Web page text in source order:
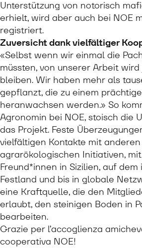
Unterstützung von notorisch
erhielt, wird aber auch bei NOE
registriert.
Zuversicht dank vielfältiger
«Selbst wenn wir einmal die
müssten, von unserer Arbeit
bleiben. Wir haben mehr als
gepflanzt, die zu einem
heranwachsen werden.» So
Agronomin bei NOE, stoisch die
das Projekt. Feste
vielfältigen Kontakte mit
agrarökologischen Initiativen,
Freund*innen in Sizilien, auf
Festland und bis in globale
eine Kraftquelle, die den
erlaubt, den steinigen Boden in
bearbeiten.
Grazie per l’accoglienza
cooperativa NOE!